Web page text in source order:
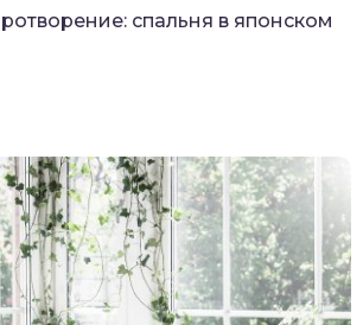
спальня в японском